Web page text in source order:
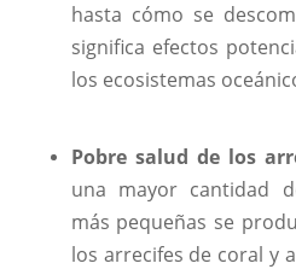
hasta cómo se
significa efectos
los ecosistemas
Pobre salud de los
una mayor cantidad
más pequeñas se
los arrecifes de coral y